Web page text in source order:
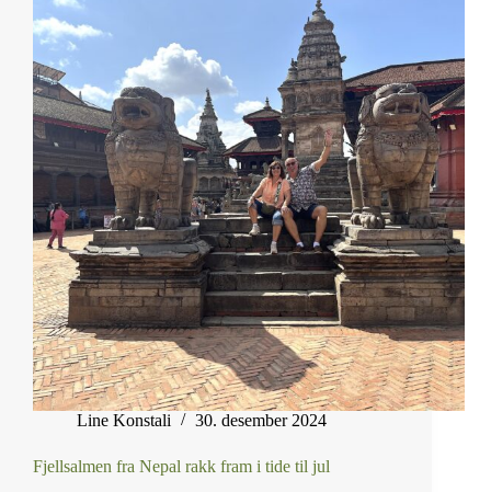
Line Konstali 30. desember 2024
Fjellsalmen fra Nepal rakk fram i tide til jul